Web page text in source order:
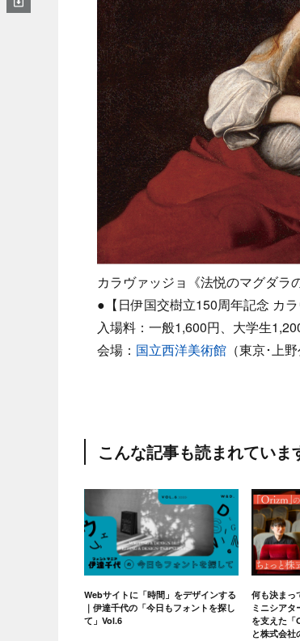
カラヴァッジョ《法悦のマグダラ
●【日伊国交樹立150周年記念 カ
入場料：一般1,600円、大学生
会場： 国立西洋美術館 （東京･上野
こんな記事も読まれていま
Webサイトに「時間」をデザインする
｜伊達千代の「今日もフォントを探し
て」Vol.6
何も決まっ
ミニシアタ
を支えた「
と株式会社